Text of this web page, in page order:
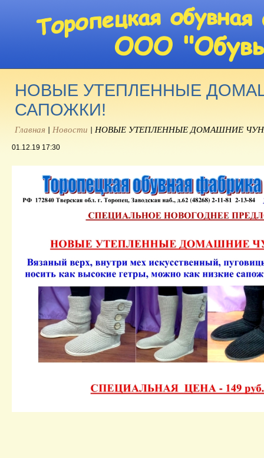
НОВЫЕ УТЕПЛЕННЫЕ
САПОЖКИ!
Главная | Новости | НОВЫЕ УТЕПЛЕННЫЕ ДОМАШНИЕ
01.12.19 17:30